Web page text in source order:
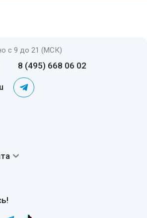
с 9 до 21 (МСК)
8 (495) 668 06 02